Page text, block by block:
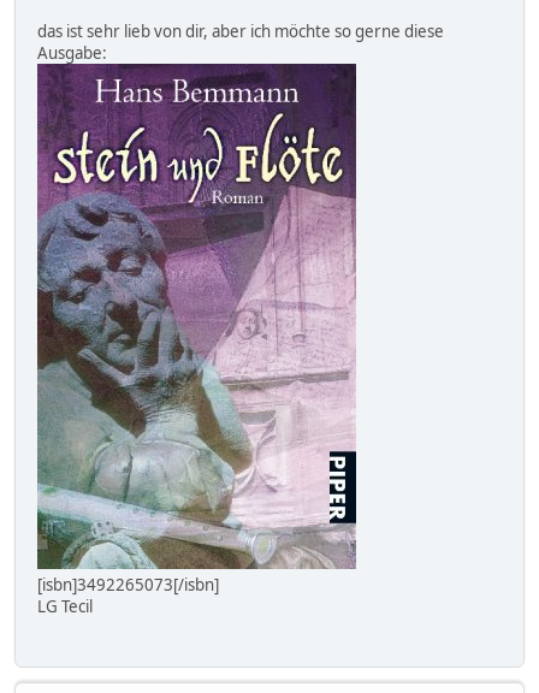
das ist sehr lieb von dir, aber ich möchte so gerne diese
Ausgabe:
[isbn]3492265073[/isbn]
LG Tecil